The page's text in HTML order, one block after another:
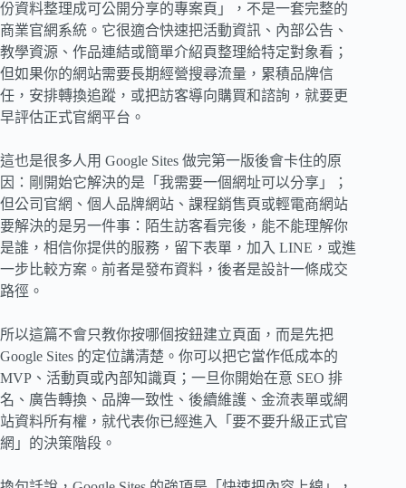
份資料整理成可公開分享的專案頁」，不是一套完整的
商業官網系統。它很適合快速把活動資訊、內部公告、
教學資源、作品連結或簡單介紹頁整理給特定對象看；
但如果你的網站需要長期經營搜尋流量，累積品牌信
任，安排轉換追蹤，或把訪客導向購買和諮詢，就要更
早評估正式官網平台。
這也是很多人用 Google Sites 做完第一版後會卡住的原
因：剛開始它解決的是「我需要一個網址可以分享」；
但公司官網、個人品牌網站、課程銷售頁或輕電商網站
要解決的是另一件事：陌生訪客看完後，能不能理解你
是誰，相信你提供的服務，留下表單，加入 LINE，或進
一步比較方案。前者是發布資料，後者是設計一條成交
路徑。
所以這篇不會只教你按哪個按鈕建立頁面，而是先把
Google Sites 的定位講清楚。你可以把它當作低成本的
MVP、活動頁或內部知識頁；一旦你開始在意 SEO 排
名、廣告轉換、品牌一致性、後續維護、金流表單或網
站資料所有權，就代表你已經進入「要不要升級正式官
網」的決策階段。